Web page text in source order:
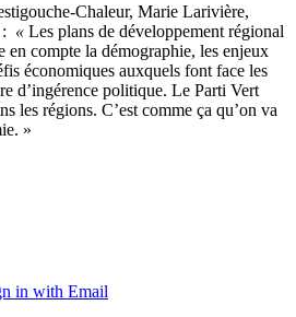
Chaleur, Marie Larivière,
« Les plans de développement régional
en compte la démographie, les enjeux
économiques auxquels font face les
d’ingérence politique. Le Parti Vert
les régions. C’est comme ça qu’on va
»
in with Email